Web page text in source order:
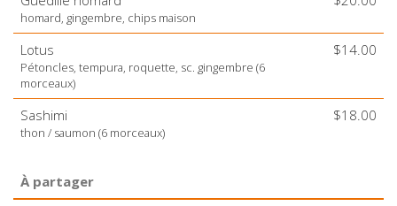
homard, gingembre, chips maison
Lotus
Pétoncles, tempura, roquette, sc. gingembre (6
morceaux)
$14.00
Sashimi
thon / saumon (6 morceaux)
$18.00
À partager